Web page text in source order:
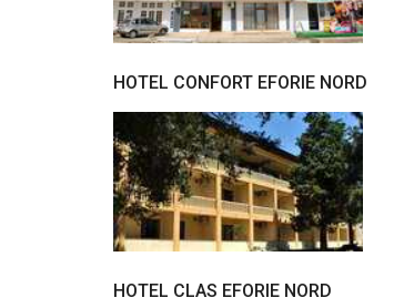
HOTEL CONFORT EFORIE NORD
HOTEL CLAS EFORIE NORD